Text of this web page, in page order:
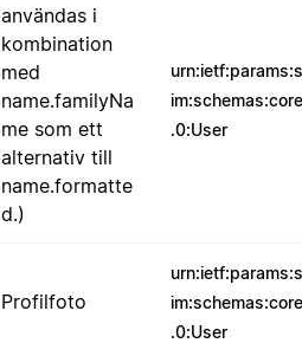
användas i
kombination
med
name.familyNa
me som ett
alternativ till
name.formatte
d.)
.0:User
Profilfoto
.0:User